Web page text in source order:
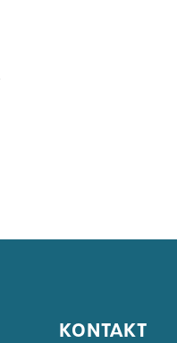
KONTAKT